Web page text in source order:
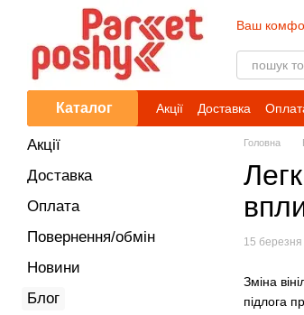
Перейти до основного контенту
Ваш
Каталог Акції Доставка
Головна
15
Зміна
підлога
Акції
Доставка
Оплата
Повернення/обмін
Новини
Блог